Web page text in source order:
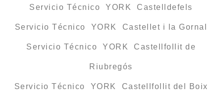
Servicio Técnico YORK Castelldefels
Servicio Técnico YORK Castellet i la Gornal
Servicio Técnico YORK Castellfollit de
Riubregós
Servicio Técnico YORK Castellfollit del Boix